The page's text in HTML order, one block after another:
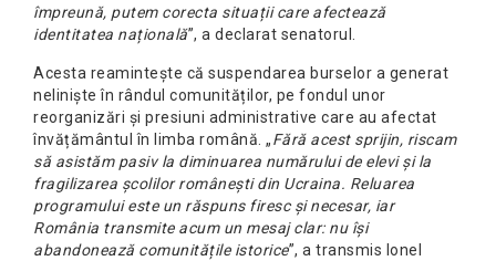
împreună, putem corecta situații care afectează
identitatea națională”, a declarat senatorul.
Acesta reamintește că suspendarea burselor a generat
neliniște în rândul comunităților, pe fondul unor
reorganizări și presiuni administrative care au afectat
învățământul în limba română. „Fără acest sprijin, riscam
să asistăm pasiv la diminuarea numărului de elevi și la
fragilizarea școlilor românești din Ucraina. Reluarea
programului este un răspuns firesc și necesar, iar
România transmite acum un mesaj clar: nu își
abandonează comunitățile istorice”, a transmis Ionel